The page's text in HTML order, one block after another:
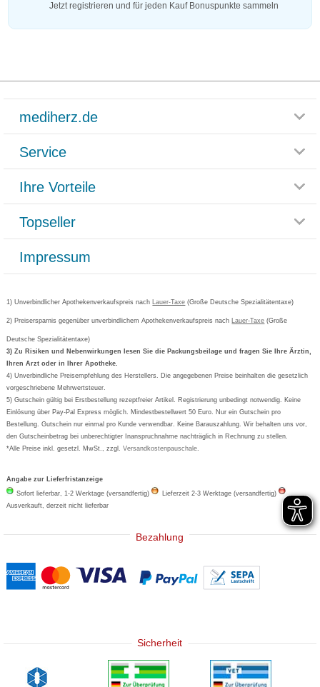
Jetzt registrieren und für jeden Kauf Bonuspunkte sammeln
mediherz.de
Glossar
Häufig gestellte Fragen
Datenschutz
AGB
Cookie-Einstellungen
Vertrag widerrufen
Service
Rücksendemöglichkeit
Paketlieferstatus
Versandkosten
Bestellschein ausfüllen
Newsletteranmeldung
Ihre Vorteile
Rezeptlieferung
Bonusprogramm
Gutschein und Rabatte
Kundenbewertung
Topseller
Grippostad
Bepanthen
Formoline
Wick
Eucerin
Basica
Impressum
1) Unverbindlicher Apothekenverkaufspreis nach Lauer-Taxe (Große Deutsche Spezialitätentaxe)
2) Preisersparnis gegenüber unverbindlichem Apothekenverkaufspreis nach Lauer-Taxe (Große
Deutsche Spezialitätentaxe)
3) Zu Risiken und Nebenwirkungen lesen Sie die Packungsbeilage und fragen Sie Ihre Ärztin,
Ihren Arzt oder in Ihrer Apotheke.
4) Unverbindliche Preisempfehlung des Herstellers. Die angegebenen Preise beinhalten die gesetzlich
vorgeschriebene Mehrwertsteuer.
5) Gutschein gültig bei Erstbestellung rezeptfreier Artikel. Registrierung unbedingt notwendig. Keine
Einlösung über Pay-Pal Express möglich. Mindestbestellwert 50 Euro. Nur ein Gutschein pro
Bestellung. Gutschein nur einmal pro Kunde verwendbar. Keine Barauszahlung. Wir behalten uns vor,
den Gutscheinbetrag bei unberechtigter Inanspruchnahme nachträglich in Rechnung zu stellen.
*Alle Preise inkl. gesetzl. MwSt., zzgl.Versandkostenpauschale.
Angabe zur Lieferfristanzeige
Sofort lieferbar, 1-2 Werktage (versandfertig)
Lieferzeit 2-3 Werktage (versandfertig)
Ausverkauft, derzeit nicht lieferbar
Bezahlung
Sicherheit